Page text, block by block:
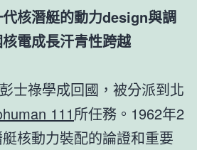
核潛艇的動力design與調
電成長汗青性跨越
祿學成回國，被分派到北
111所任務。1962年2
核動力裝配的論證和重要